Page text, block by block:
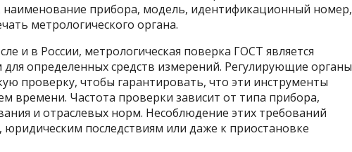
наименование прибора, модель, идентификационный номер,
метрологического органа.
и в России, метрологическая поверка ГОСТ является
определенных средств измерений. Регулирующие органы
проверку, чтобы гарантировать, что эти инструменты
времени. Частота проверки зависит от типа прибора,
и отраслевых норм. Несоблюдение этих требований
последствиям или даже к приостановке